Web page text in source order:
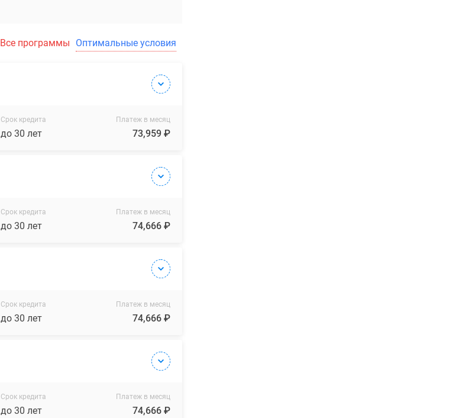
Все программы Оптимальные условия
Срок кредита
до 30 лет
Платеж в месяц
73,959 ₽
Срок кредита
до 30 лет
Платеж в месяц
74,666 ₽
Срок кредита
до 30 лет
Платеж в месяц
74,666 ₽
Срок кредита
до 30 лет
Платеж в месяц
74,666 ₽